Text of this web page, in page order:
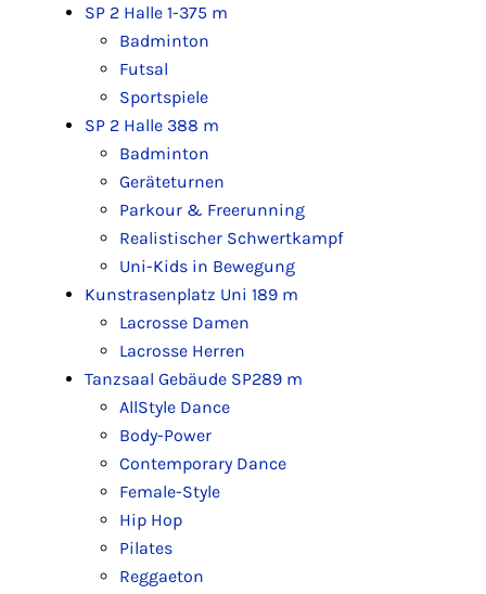
SP 2 Halle 1-375 m
Badminton
Futsal
Sportspiele
SP 2 Halle 388 m
Badminton
Geräteturnen
Parkour & Freerunning
Realistischer Schwertkampf
Uni-Kids in Bewegung
Kunstrasenplatz Uni 189 m
Lacrosse Damen
Lacrosse Herren
Tanzsaal Gebäude SP289 m
AllStyle Dance
Body-Power
Contemporary Dance
Female-Style
Hip Hop
Pilates
Reggaeton